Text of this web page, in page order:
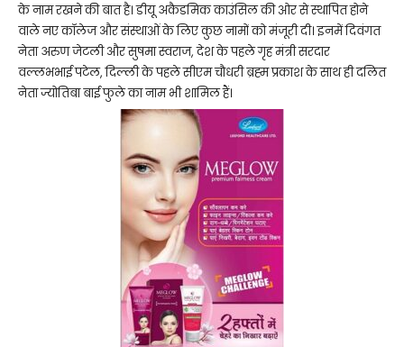
के नाम रखने की बात है। डीयू अकैडमिक काउंसिल की ओर से स्थापित होने
वाले नए कॉलेज और संस्थाओं के लिए कुछ नामों को मंजूरी दी। इनमें दिवंगत
नेता अरुण जेटली और सुषमा स्वराज, देश के पहले गृह मंत्री सरदार
वल्लभभाई पटेल, दिल्ली के पहले सीएम चौधरी ब्रह्म प्रकाश के साथ ही दलित
नेता ज्योतिबा बाई फुले का नाम भी शामिल हैं।